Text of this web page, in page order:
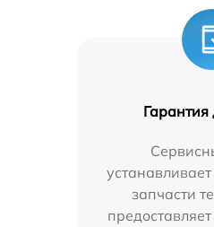
Гарантия
запчасти